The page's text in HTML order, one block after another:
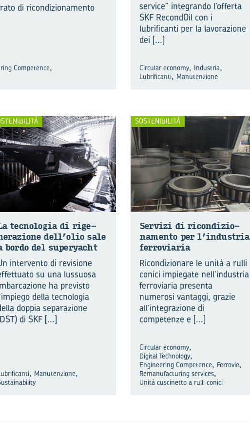
di ricondizionamento
Competence,
service” integrando l’offerta
SKF RecondOil con i
lubrificanti per la lavorazione
dei [...]
Circular economy, Industria,
Lubrificanti, Manutenzione
tec­no­lo­gia di ri­ge­
dell’olio sale
bordo del su­pe­rya­cht
intervento di revisione
su una lussuosa
ha previsto
della tecnologia
doppia separazione
di SKF [...]
, Manutenzione,
SOSTENIBILITÀ
Ser­vi­zi di ri­con­di­zio­
na­men­to per l’in­du­stria
fer­ro­via­ria
Ricondizionare le unità a rulli
conici impiegate nell’industria
ferroviaria presenta
numerosi vantaggi, grazie
all’integrazione di
competenze e [...]
Circular economy,
Digital Technology,
Engineering Competence, Ferrovie,
Remanufacturing services,
Unità cuscinetto a rulli conici